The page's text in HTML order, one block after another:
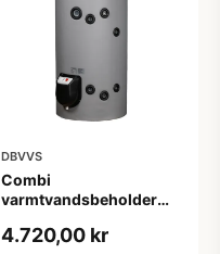
DBVVS
Combi
varmtvandsbeholder
1 spiral
4.720,00 kr